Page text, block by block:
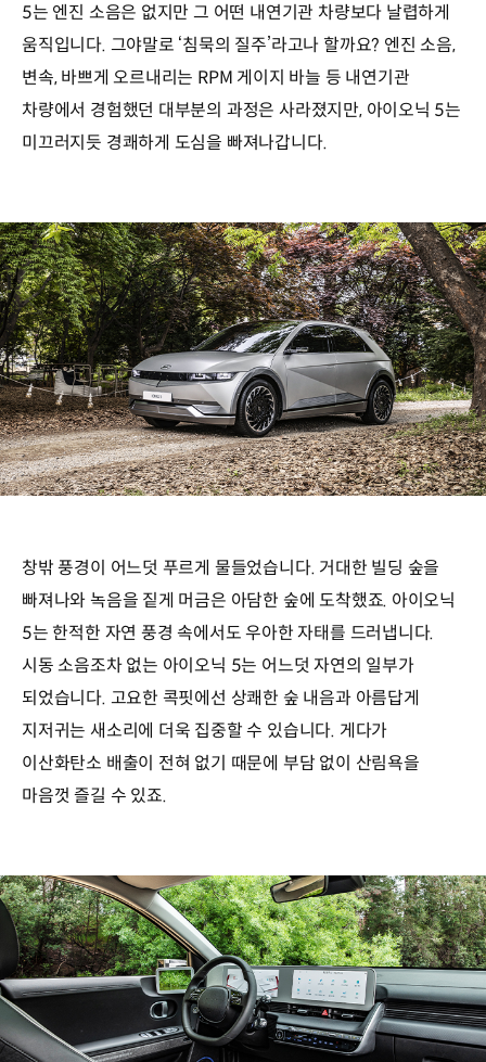
5는 엔진 소음은 없지만 그 어떤 내연기관 차량보다 날렵하게
움직입니다. 그야말로 ‘침묵의 질주’라고나 할까요? 엔진 소음,
변속, 바쁘게 오르내리는 RPM 게이지 바늘 등 내연기관
차량에서 경험했던 대부분의 과정은 사라졌지만, 아이오닉 5는
미끄러지듯 경쾌하게 도심을 빠져나갑니다.
창밖 풍경이 어느덧 푸르게 물들었습니다. 거대한 빌딩 숲을
빠져나와 녹음을 짙게 머금은 아담한 숲에 도착했죠. 아이오닉
5는 한적한 자연 풍경 속에서도 우아한 자태를 드러냅니다.
시동 소음조차 없는 아이오닉 5는 어느덧 자연의 일부가
되었습니다. 고요한 콕핏에선 상쾌한 숲 내음과 아름답게
지저귀는 새소리에 더욱 집중할 수 있습니다. 게다가
이산화탄소 배출이 전혀 없기 때문에 부담 없이 산림욕을
마음껏 즐길 수 있죠.